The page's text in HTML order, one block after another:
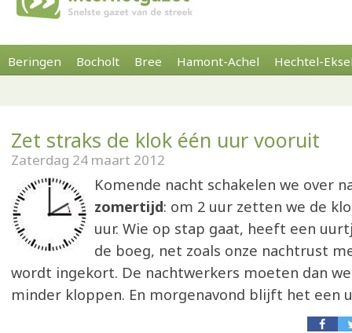
Beringen Bocholt Bree Hamont-Achel Hechtel-
Zet straks de klok één uur vooruit
Zaterdag 24 maart 2012
Komende nacht schakelen we over
zomertijd: om 2 uur zetten we de
uur. Wie op stap gaat, heeft een
de boeg, net zoals onze nachtrust
wordt ingekort. De nachtwerkers moeten dan
minder kloppen. En morgenavond blijft het een